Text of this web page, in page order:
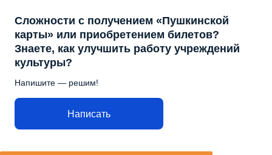
Сложности с получением «Пушкинской
карты» или приобретением билетов?
Знаете, как улучшить работу учреждений
культуры?
Напишите — решим!
Написать